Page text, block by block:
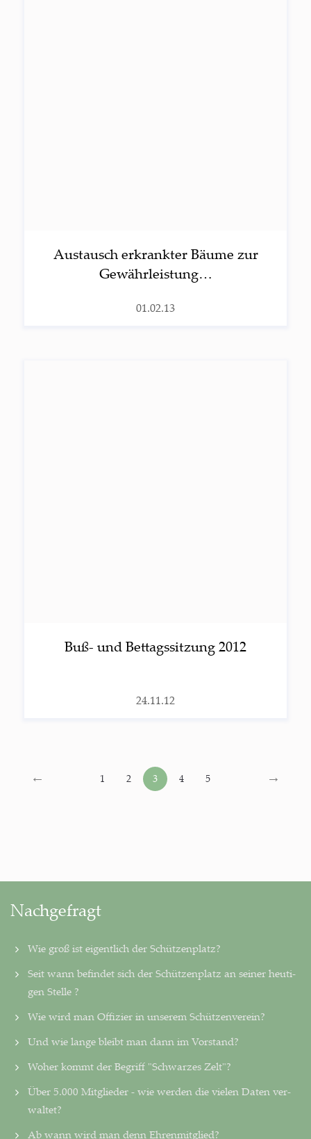
Aus­tausch erkrank­ter Bäu­me zur
Gewähr­leis­tung…
01.02.13
Buß- und Bet­tags­sit­zung 2012
24.11.12
← 1 2 3 4 5 →
Nachgefragt
Wie groß ist eigentlich der Schützenplatz?
Seit wann befindet sich der Schützenplatz an seiner heu­ti­
gen Stelle ?
Wie wird man Offizier in unserem Schützenverein?
Und wie lange bleibt man dann im Vorstand?
Woher kommt der Begriff "Schwarzes Zelt"?
Über 5.000 Mitglieder - wie werden die vielen Daten ver­
wal­tet?
Ab wann wird man denn Ehrenmitglied?